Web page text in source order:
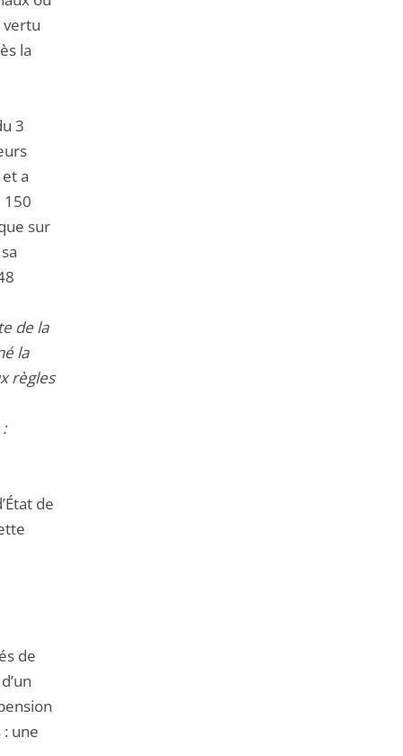
vertu
la
3
a
150
sur
de la
la
règles
de
de
une